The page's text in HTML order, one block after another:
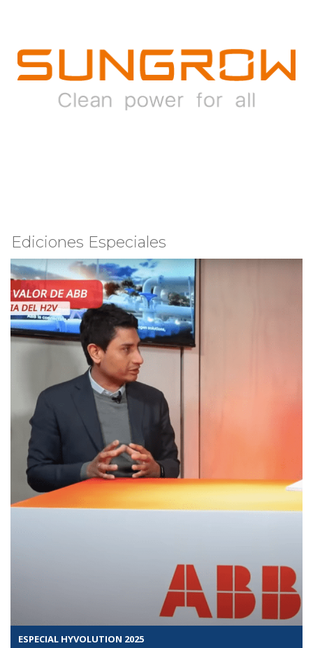
Ediciones Especiales
ESPECIAL HYVOLUTION 2025